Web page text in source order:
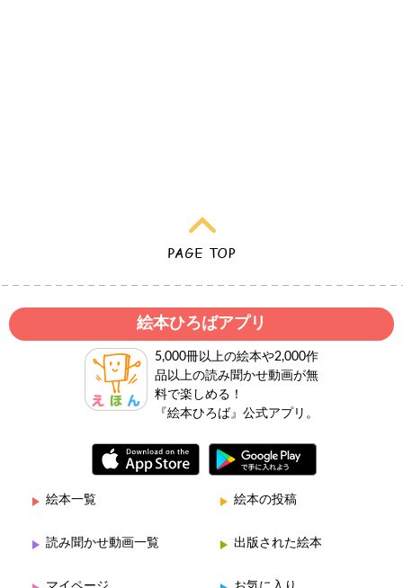
絵本ひろばアプリ
5,000冊以上の絵本や2,000作
品以上の読み聞かせ動画が無
料で楽しめる！
『絵本ひろば』公式アプリ。
絵本一覧 絵本の投稿
読み聞かせ動画一覧 出版された絵本